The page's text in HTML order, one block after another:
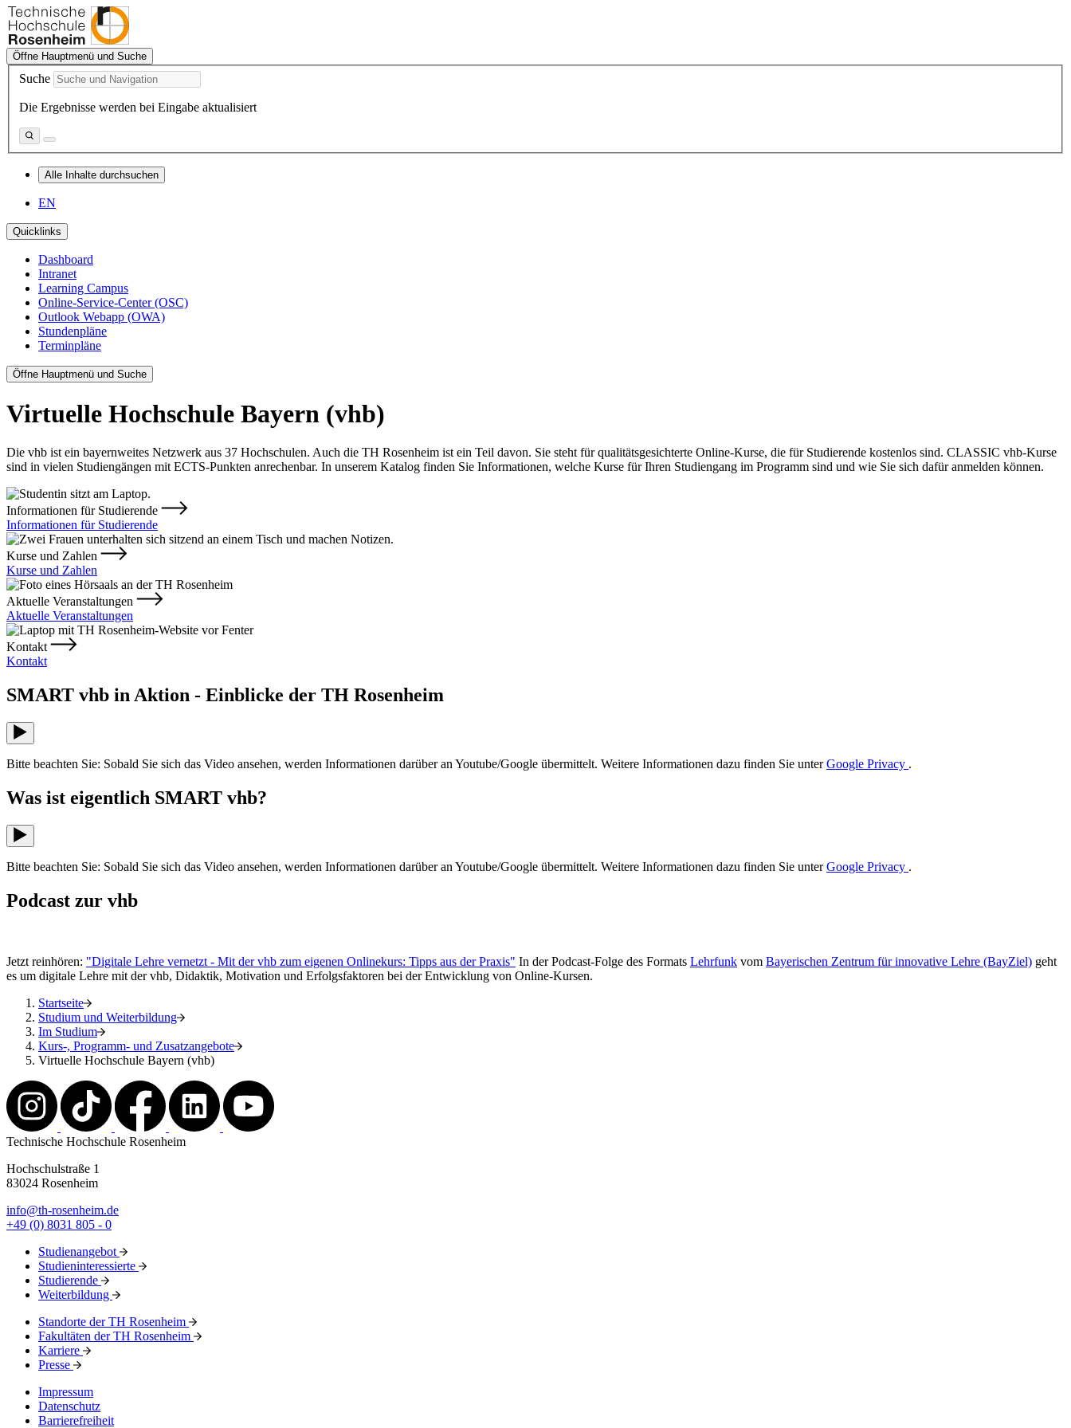
Öffne Hauptmenü und Suche
Suche
Die Ergebnisse werden bei Eingabe aktualisiert
Alle Inhalte durchsuchen
EN
Quicklinks
Dashboard
Intranet
Learning Campus
Online-Service-Center (OSC)
Outlook Webapp (OWA)
Stundenpläne
Terminpläne
Öffne Hauptmenü und Suche
Virtuelle Hochschule Bayern (vhb)
Die vhb ist ein bayernweites Netzwerk aus 37 Hochschulen. Auch die TH Rosenheim ist ein Teil davon. Sie steht für qualitätsgesichterte Online-Kurse, die für Studierende kostenlos sind. CLASSIC vhb-Kurse
sind in vielen Studiengängen mit ECTS-Punkten anrechenbar. In unserem Katalog finden Sie Informationen, welche Kurse für Ihren Studiengang im Programm sind und wie Sie sich dafür anmelden können.
Informationen für Studierende
Informationen für Studierende
Kurse und Zahlen
Kurse und Zahlen
Aktuelle Veranstaltungen
Aktuelle Veranstaltungen
Kontakt
Kontakt
SMART vhb in Aktion - Einblicke der TH Rosenheim
Bitte beachten Sie: Sobald Sie sich das Video ansehen, werden Informationen darüber an Youtube/Google übermittelt. Weitere Informationen dazu finden Sie unterGoogle Privacy .
Was ist eigentlich SMART vhb?
Bitte beachten Sie: Sobald Sie sich das Video ansehen, werden Informationen darüber an Youtube/Google übermittelt. Weitere Informationen dazu finden Sie unterGoogle Privacy .
Podcast zur vhb
Jetzt reinhören: "Digitale Lehre vernetzt - Mit der vhb zum eigenen Onlinekurs: Tipps aus der Praxis" In der Podcast-Folge des Formats Lehrfunk vom Bayerischen Zentrum für innovative Lehre (BayZiel) geht
es um digitale Lehre mit der vhb, Didaktik, Motivation und Erfolgsfaktoren bei der Entwicklung von Online-Kursen.
Startseite
Studium und Weiterbildung
Im Studium
Kurs-, Programm- und Zusatzangebote
Virtuelle Hochschule Bayern (vhb)
Technische Hochschule Rosenheim
Hochschulstraße 1
83024 Rosenheim
info@th-rosenheim.de
+49 (0) 8031 805 - 0
Studienangebot
Studieninteressierte
Studierende
Weiterbildung
Standorte der TH Rosenheim
Fakultäten der TH Rosenheim
Karriere
Presse
Impressum
Datenschutz
Barrierefreiheit